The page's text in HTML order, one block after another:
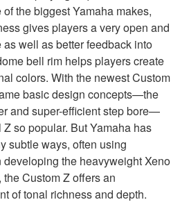
the biggest Yamaha makes,
gives players a very open and
well as better feedback into
bell rim helps players create
colors. With the newest Custom
basic design concepts—the
and super-efficient step bore—
so popular. But Yamaha has
subtle ways, often using
the heavyweight Xeno
Custom Z offers an
of tonal richness and depth.